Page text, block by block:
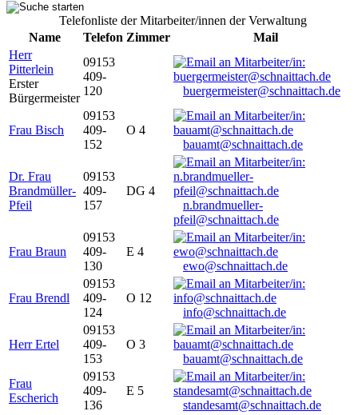
Telefonliste der Mitarbeiter/innen der Verwaltung
Name
Telefon Zimmer
Mail
Herr
Pitterlein
Erster
Bürgermeister
09153
409-
120
buergermeister@schnaittach.de
Frau Bisch
09153
409-
152
O 4
bauamt@schnaittach.de
Dr. Frau
Brandmüller-
Pfeil
09153
409-
157
DG 4
n.brandmueller-
pfeil@schnaittach.de
Frau Braun
09153
409-
130
E 4
ewo@schnaittach.de
Frau Brendl
09153
409-
124
O 12
info@schnaittach.de
Herr Ertel
09153
409-
153
O 3
bauamt@schnaittach.de
Frau
Escherich
09153
409-
136
E 5
standesamt@schnaittach.de